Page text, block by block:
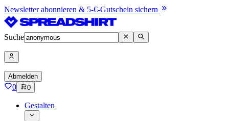
Newsletter abonnieren & 5-€-Gutschein sichern
Suche
Abmelden
0 0
Gestalten